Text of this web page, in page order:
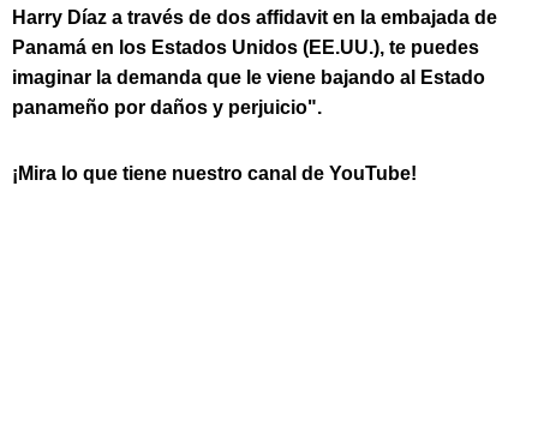
Harry Díaz a través de dos affidavit en la embajada de
Panamá en los Estados Unidos (EE.UU.), te puedes
imaginar la demanda que le viene bajando al Estado
panameño por daños y perjuicio".
¡Mira lo que tiene nuestro canal de YouTube!